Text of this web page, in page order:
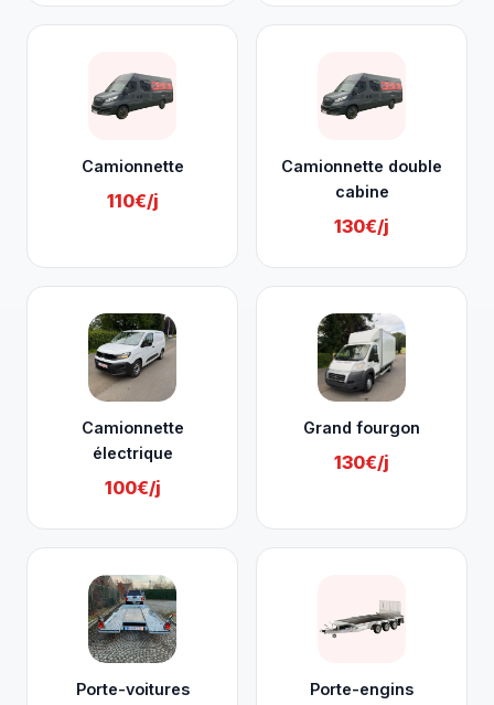
Camionnette
110€/j
Camionnette double
cabine
130€/j
Camionnette
électrique
100€/j
Grand fourgon
130€/j
Porte-voitures Porte-engins